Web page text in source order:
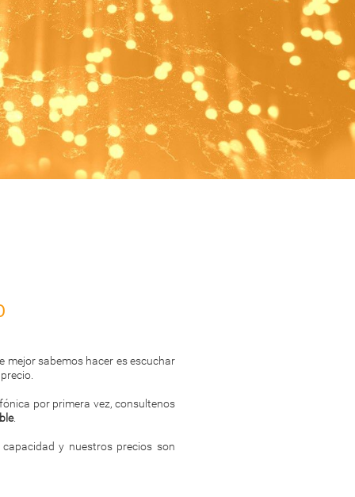
mejor sabemos hacer es escuchar
por primera vez, consultenos
.
y nuestros precios son